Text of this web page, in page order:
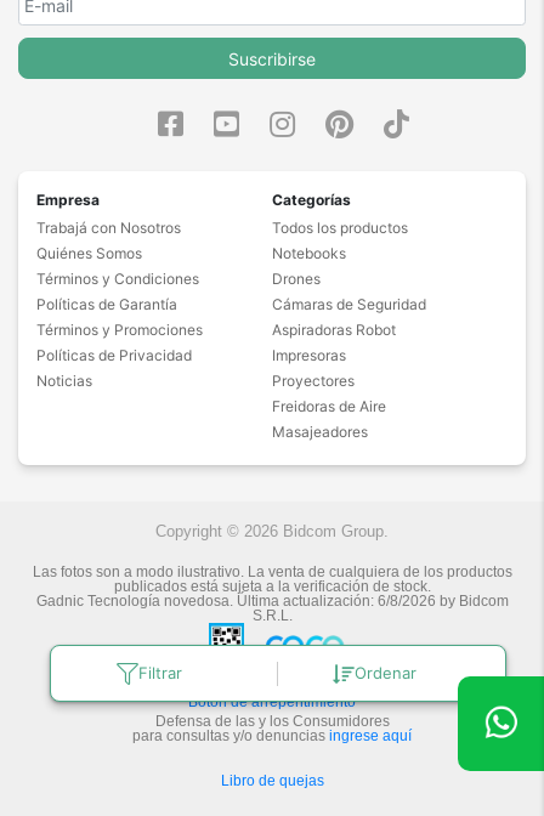
Filtrar Ordenar
Suscribirse
Empresa
Trabajá con Nosotros
Quiénes Somos
Términos y Condiciones
Políticas de Garantía
Términos y Promociones
Políticas de Privacidad
Noticias
Categorías
Todos los productos
Notebooks
Drones
Cámaras de Seguridad
Aspiradoras Robot
Impresoras
Proyectores
Freidoras de Aire
Masajeadores
Copyright © 2026 Bidcom Group.
Las fotos son a modo ilustrativo. La venta de cualquiera de los productos
publicados está sujeta a la verificación de stock.
Gadnic Tecnología novedosa. Última actualización: 6/8/2026 by Bidcom
S.R.L.
Botón de arrepentimiento
Defensa de las y los Consumidores
para consultas y/o denuncias ingrese aquí
Libro de quejas